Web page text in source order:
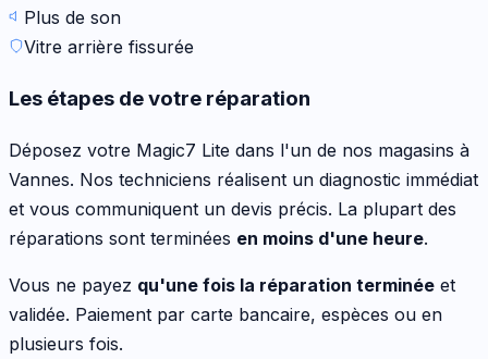
Plus de son
Vitre arrière fissurée
Les étapes de votre réparation
Déposez votre Magic7 Lite dans l'un de nos magasins à
Vannes. Nos techniciens réalisent un diagnostic immédiat
et vous communiquent un devis précis. La plupart des
réparations sont terminées en moins d'une heure.
Vous ne payez qu'une fois la réparation terminée et
validée. Paiement par carte bancaire, espèces ou en
plusieurs fois.